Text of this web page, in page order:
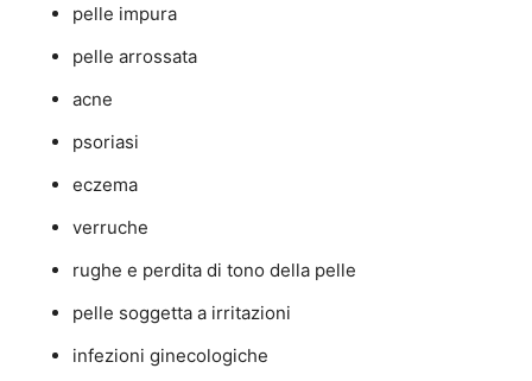
pelle impura
pelle arrossata
acne
psoriasi
eczema
verruche
rughe e perdita di tono della pelle
pelle soggetta a irritazioni
infezioni ginecologiche